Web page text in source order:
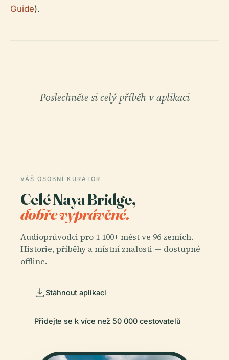
Guide).
Poslechněte si celý příběh v aplikaci
VÁŠ OSOBNÍ KURÁTOR
Celé Naya Bridge,
dobře vyprávěné.
Audioprůvodci pro 1 100+ měst ve 96 zemích.
Historie, příběhy a místní znalosti — dostupné
offline.
Stáhnout aplikaci
Přidejte se k více než 50 000 cestovatelů